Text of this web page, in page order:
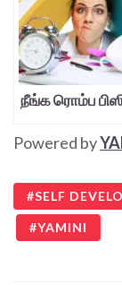
நீங்க ரொம்ப
Powered by
SELF
YAMINI